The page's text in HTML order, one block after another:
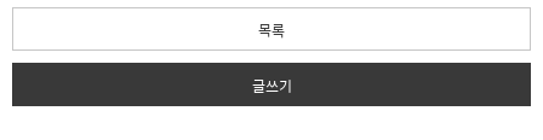
목록
글쓰기